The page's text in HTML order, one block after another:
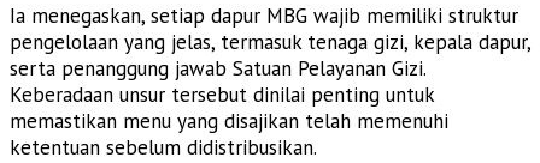
Ia menegaskan, setiap dapur MBG wajib memiliki struktur
pengelolaan yang jelas, termasuk tenaga gizi, kepala dapur,
serta penanggung jawab Satuan Pelayanan Gizi.
Keberadaan unsur tersebut dinilai penting untuk
memastikan menu yang disajikan telah memenuhi
ketentuan sebelum didistribusikan.